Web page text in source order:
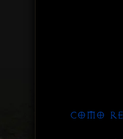
COMO